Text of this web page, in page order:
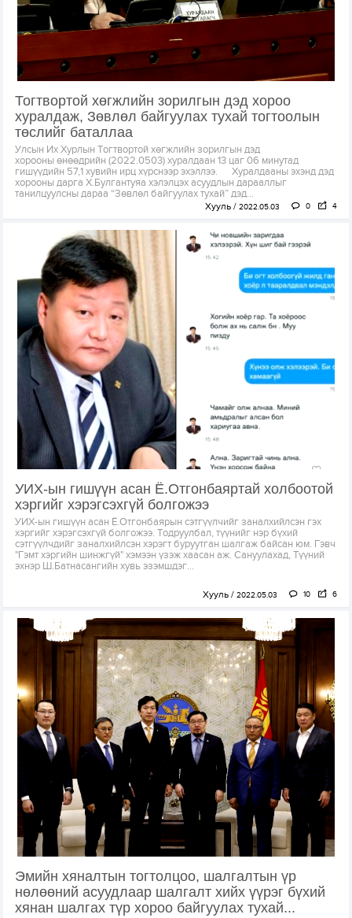
Тогтвортой хөгжлийн зорилгын дэд хороо
хуралдаж, Зөвлөл байгуулах тухай тогтоолын
төслийг баталлаа
Улсын Их Хурлын Тогтвортой хөгжлийн зорилгын дэд
хорооны өнөөдрийн (2022.0503) хуралдаан 13 цаг 06 минутад
гишүүдийн 57,1 хувийн ирц хүрснээр эхэллээ. Хуралдааны эхэнд дэд
хорооны дарга Х.Булгантуяа хэлэлцэх асуудлын дарааллыг
танилцуулсны дараа “Зөвлөл байгуулах тухай” дэд...
Хууль 2022.05.03 0 4
УИХ-ын гишүүн асан Ё.Отгонбаяртай холбоотой
хэргийг хэрэгсэхгүй болгожээ
УИХ-ын гишүүн асан Ё.Отгонбаярын сэтгүүлчийг заналхийлсэн гэх
хэргийг хэрэгсэхгүй болгожээ. Тодруулбал, түүнийг нэр бүхий
сэтгүүлчдийг заналхийлсэн хэрэгт буруутган шалгаж байсан юм. Гэвч
"Гэмт хэргийн шинжгүй" хэмээн үзэж хаасан аж. Сануулахад, Түүний
эхнэр Ш.Батнасангийн хувь эзэмшдэг...
Хууль 2022.05.03 10 6
Эмийн хяналтын тогтолцоо, шалгалтын үр
нөлөөний асуудлаар шалгалт хийх үүрэг бүхий
хянан шалгах түр хороо байгуулах тухай...